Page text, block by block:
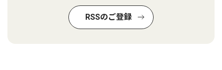
RSSのご登録